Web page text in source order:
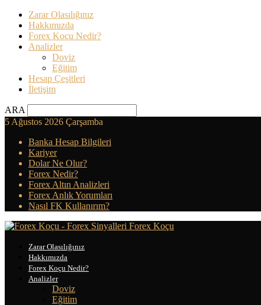
Zarar Olasılığınız
Hakkımızda
Forex Koçu Nedir?
Analizler
Doviz
Eğitim
Hesap Çeşitleri
İletişim
ARA
5 Ağustos 2026 Çarşamba
Banka Hesap Bilgileri
Kariyer
Dolar Ne Olur?
Forex Nedir?
Forex Altın Analizleri
Forex Anlık Yorumları
Nasıl FK Kullanırım?
Forex Koçu
Zarar Olasılığınız
Hakkımızda
Forex Koçu Nedir?
Analizler
Doviz
Eğitim